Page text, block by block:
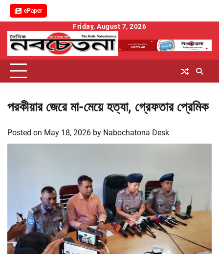
ePaper
content
Friday, August 7, 2026
পরকীয়ার জেরে মা-মেয়ে হত্যা, গ্রেফতার প্রেমিক
Posted on May 18, 2026 by Nabochatona Desk